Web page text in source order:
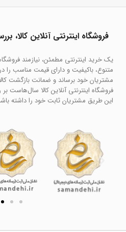
فروشگاه اینترنتی آنلاین کالا،
یک خرید اینترنتی مطمئن، نیازمند
متنوع، باکیفیت و دارای قیمت مناسب را
مشتریان خود برساند و ضمانت بازگشت
فروشگاه اینترنتی آنلاین کالا سال‌هاست
این طریق مشتریان ثابت خود را داشته